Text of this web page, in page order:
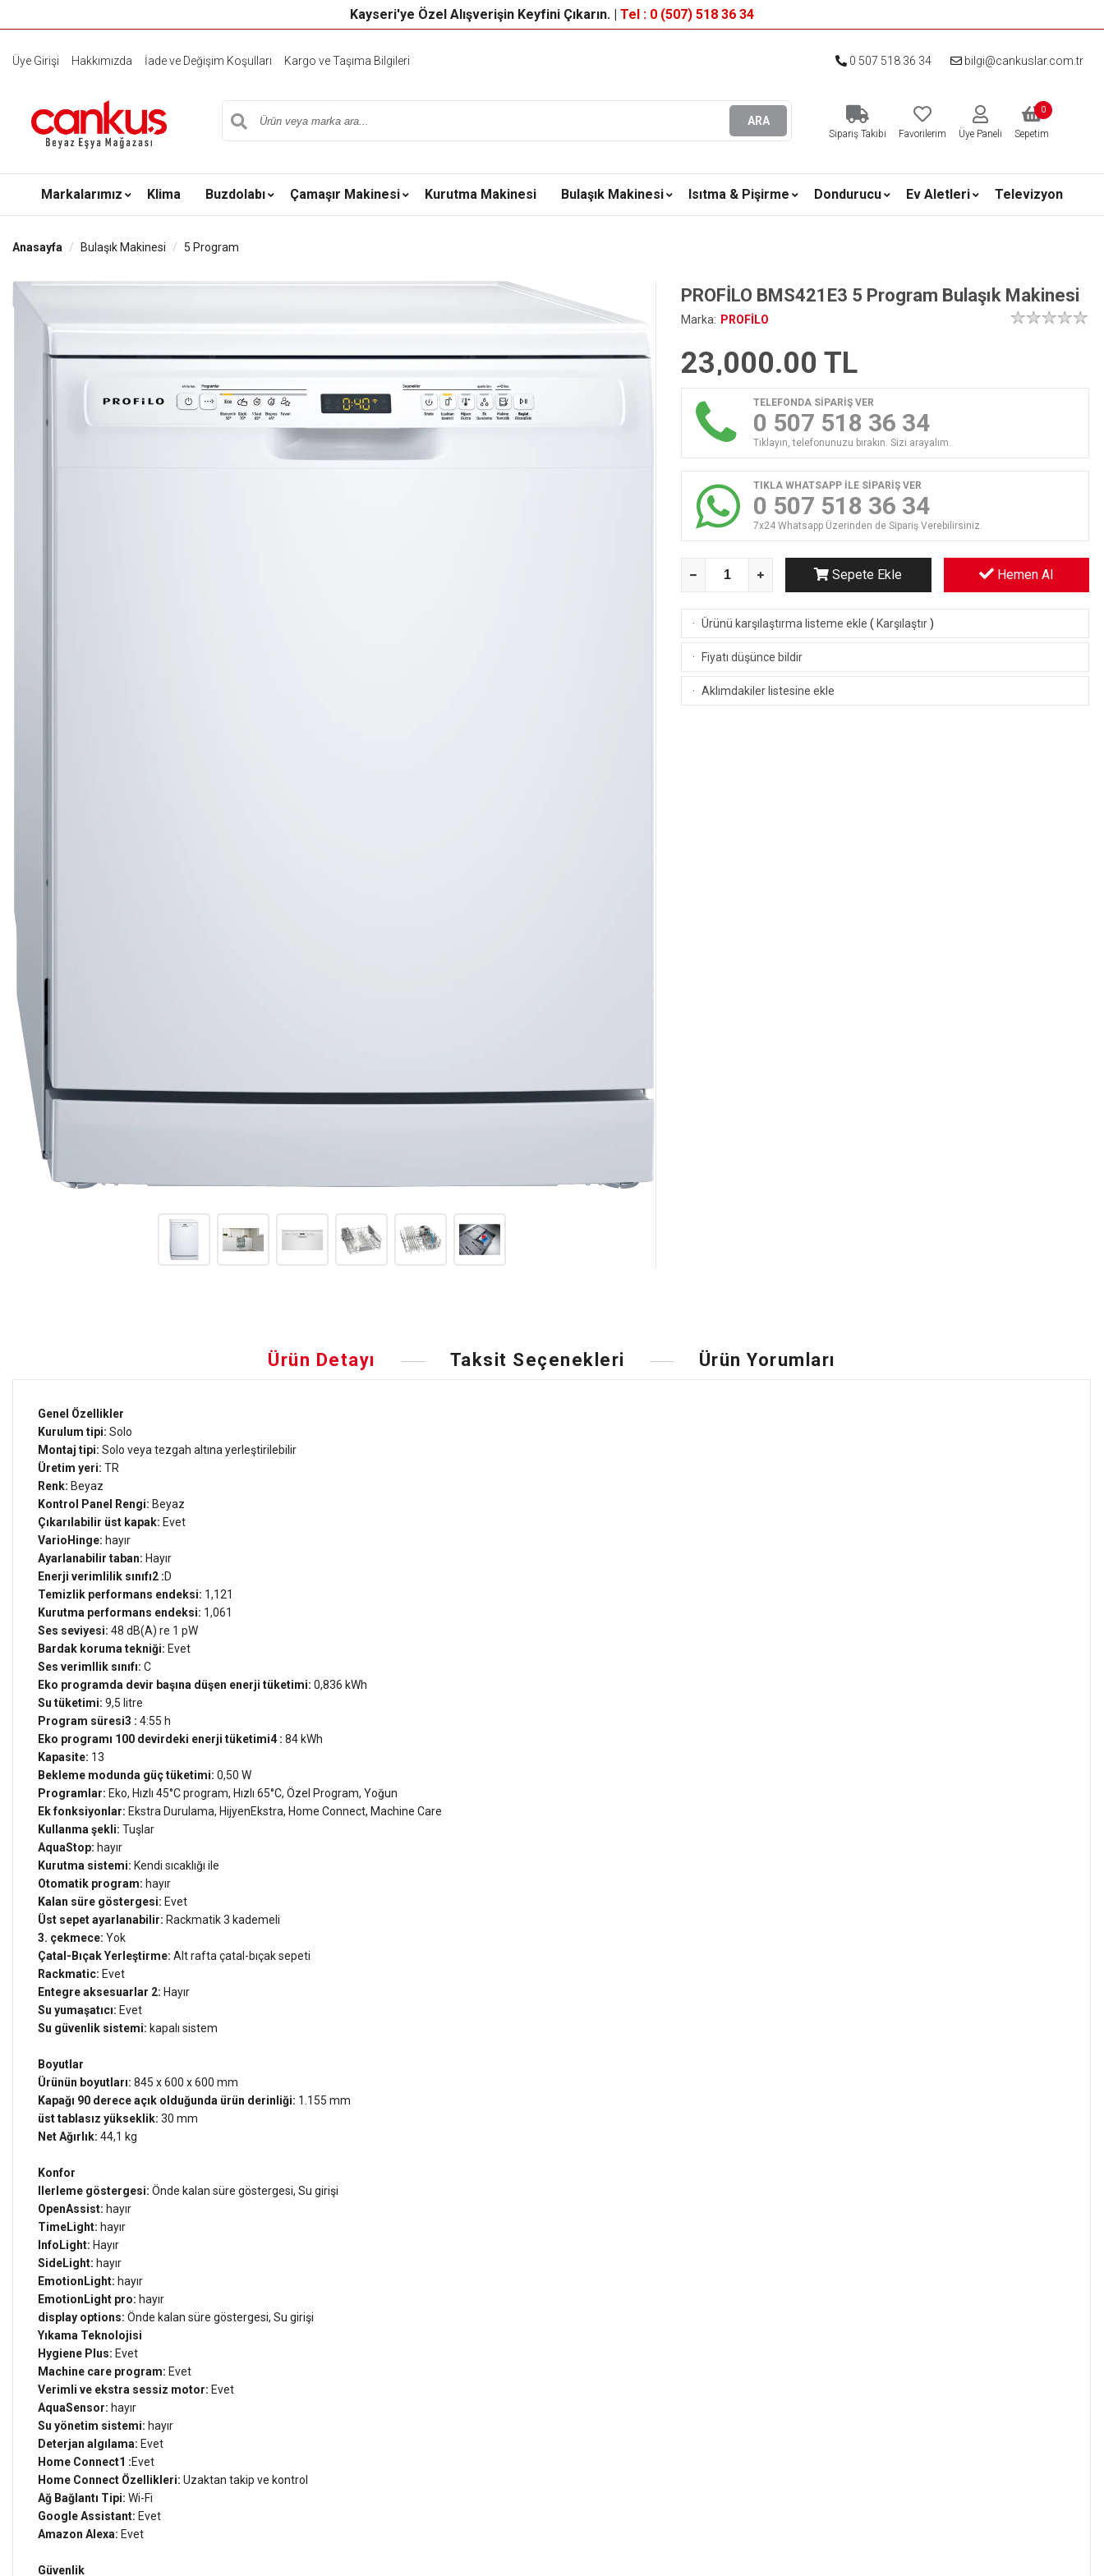
Kayseri'ye Özel Alışverişin Keyfini Çıkarın. | Tel : 0 (507) 518 36 34
Üye Girişi Hakkımızda İade ve Değişim Koşulları Kargo ve Taşıma Bilgileri 0 507 518 36 34 bilgi@cankuslar.com.tr
ARA
Sipariş Takibi Favorilerim Üye Paneli Sepetim
0
Markalarımız Klima Buzdolabı Çamaşır Makinesi Kurutma Makinesi Bulaşık Makinesi Isıtma & Pişirme Dondurucu Ev Aletleri Televizyon
Anasayfa Bulaşık Makinesi 5 Program
PROFİLO BMS421E3 5 Program Bulaşık Makinesi
Marka: PROFİLO
23,000.00 TL
TELEFONDA SİPARİŞ VER
0 507 518 36 34
Tıklayın, telefonunuzu bırakın. Sizi arayalım.
TIKLA WHATSAPP İLE SİPARİŞ VER
0 507 518 36 34
7x24 Whatsapp Üzerinden de Sipariş Verebilirsiniz.
Sepete Ekle Hemen Al
· Ürünü karşılaştırma listeme ekle (Karşılaştır)
· Fiyatı düşünce bildir
· Aklımdakiler listesine ekle
Ürün Detayı Taksit Seçenekleri Ürün Yorumları
Genel Özellikler
Kurulum tipi: Solo
Montaj tipi: Solo veya tezgah altına yerleştirilebilir
Üretim yeri: TR
Renk: Beyaz
Kontrol Panel Rengi: Beyaz
Çıkarılabilir üst kapak: Evet
VarioHinge: hayır
Ayarlanabilir taban: Hayır
Enerji verimlilik sınıfı2 :D
Temizlik performans endeksi: 1,121
Kurutma performans endeksi: 1,061
Ses seviyesi: 48 dB(A) re 1 pW
Bardak koruma tekniği: Evet
Ses verimllik sınıfı: C
Eko programda devir başına düşen enerji tüketimi: 0,836 kWh
Su tüketimi: 9,5 litre
Program süresi3 : 4:55 h
Eko programı 100 devirdeki enerji tüketimi4 : 84 kWh
Kapasite: 13
Bekleme modunda güç tüketimi: 0,50 W
Programlar: Eko, Hızlı 45°C program, Hızlı 65°C, Özel Program, Yoğun
Ek fonksiyonlar: Ekstra Durulama, HijyenEkstra, Home Connect, Machine Care
Kullanma şekli: Tuşlar
AquaStop: hayır
Kurutma sistemi: Kendi sıcaklığı ile
Otomatik program: hayır
Kalan süre göstergesi: Evet
Üst sepet ayarlanabilir: Rackmatik 3 kademeli
3. çekmece: Yok
Çatal-Bıçak Yerleştirme: Alt rafta çatal-bıçak sepeti
Rackmatic: Evet
Entegre aksesuarlar 2: Hayır
Su yumaşatıcı: Evet
Su güvenlik sistemi: kapalı sistem
Boyutlar
Ürünün boyutları: 845 x 600 x 600 mm
Kapağı 90 derece açık olduğunda ürün derinliği: 1.155 mm
üst tablasız yükseklik: 30 mm
Net Ağırlık: 44,1 kg
Konfor
Ilerleme göstergesi: Önde kalan süre göstergesi, Su girişi
OpenAssist: hayır
TimeLight: hayır
InfoLight: Hayır
SideLight: hayır
EmotionLight: hayır
EmotionLight pro: hayır
display options: Önde kalan süre göstergesi, Su girişi
Yıkama Teknolojisi
Hygiene Plus: Evet
Machine care program: Evet
Verimli ve ekstra sessiz motor: Evet
AquaSensor: hayır
Su yönetim sistemi: hayır
Deterjan algılama: Evet
Home Connect1 :Evet
Home Connect Özellikleri: Uzaktan takip ve kontrol
Ağ Bağlantı Tipi: Wi-Fi
Google Assistant: Evet
Amazon Alexa: Evet
Güvenlik